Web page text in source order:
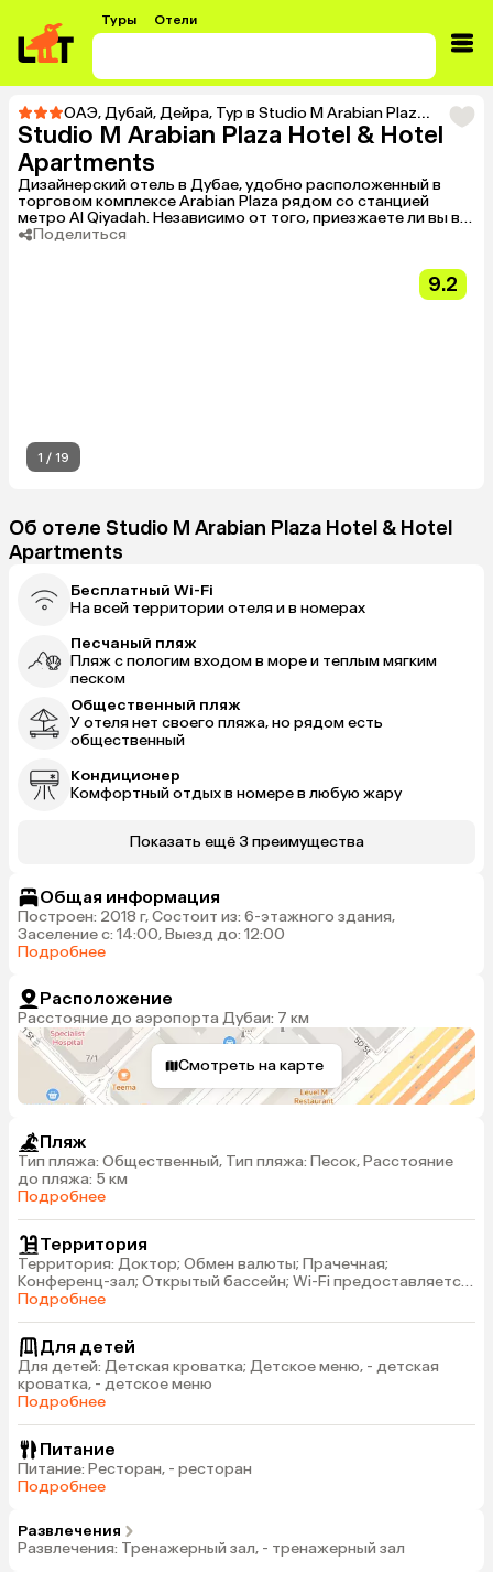
Туры Отели
ОАЭ,Дубай,Дейра, Тур в Studio M Arabian Plaza Hotel & Hotel Apartments
Studio M Arabian Plaza Hotel & Hotel
Apartments
Дизайнерский отель в Дубае, удобно расположенный в
торговом комплексе Arabian Plaza рядом со станцией
метро Al Qiyadah. Независимо от того, приезжаете ли вы в
город на деловую встречу, наслаждаетесь семейным
Поделиться
9.2
1 / 19
Об отеле Studio M Arabian Plaza Hotel & Hotel
Apartments
Бесплатный Wi-Fi
На всей территории отеля и в номерах
Песчаный пляж
Пляж с пологим входом в море и теплым мягким
песком
Общественный пляж
У отеля нет своего пляжа, но рядом есть
общественный
Кондиционер
Комфортный отдых в номере в любую жару
Показать ещё 3 преимущества
Общая информация
Построен: 2018 г, Состоит из: 6-этажного здания,
Заселение с: 14:00, Выезд до: 12:00
Подробнее
Расположение
Расстояние до аэропорта Дубаи: 7 км
Смотреть на карте
Пляж
Тип пляжа: Общественный, Тип пляжа: Песок, Расстояние
до пляжа: 5 км
Подробнее
Территория
Территория: Доктор; Обмен валюты; Прачечная;
Конференц-зал; Открытый бассейн; Wi-Fi предоставляется
на территории всего отеля бесплатно, - доктор, - обмен
Подробнее
Для детей
Для детей: Детская кроватка; Детское меню, - детская
кроватка, - детское меню
Подробнее
Питание
Питание: Ресторан, - ресторан
Подробнее
Развлечения
Развлечения: Тренажерный зал, - тренажерный зал